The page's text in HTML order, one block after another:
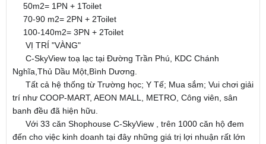
????
50m2= 1PN + 1Toilet
????
70-90 m2= 2PN + 2Toilet
????
100-140m2= 3PN + 2Toilet
????VỊ TRÍ "VÀNG"
????C-SkyView toạ lạc tại Đường Trần Phú, KDC Chánh
Nghĩa,Thủ Dầu Một,Bình Dương.
????Tất cả hệ thống từ Trường học; Y Tế; Mua sắm; Vui chơi giải
trí như COOP-MART, AEON MALL, METRO, Công viên, sân
banh đều đã hiện hữu.
????Với 33 căn Shophouse C-SkyView , trên 1000 căn hộ đem
đến cho việc kinh doanh tại đây những giá trị lợi nhuận rất lớn